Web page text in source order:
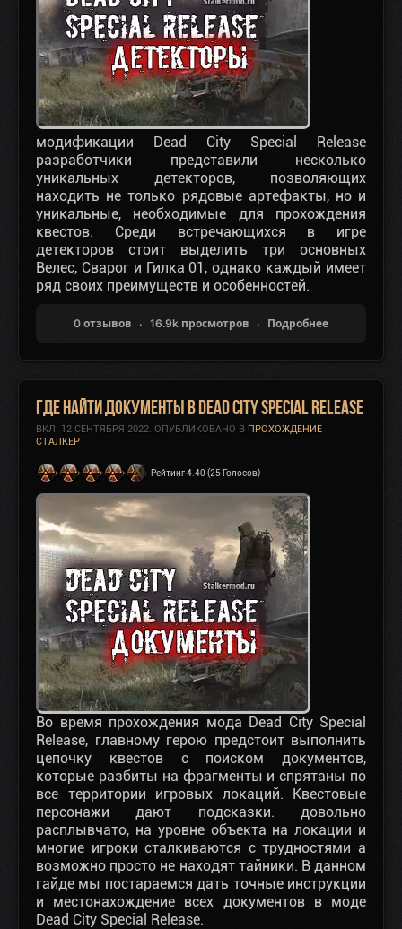
модификации Dead City Special Release
разработчики представили несколько
уникальных детекторов, позволяющих
находить не только рядовые артефакты, но и
уникальные, необходимые для прохождения
квестов. Среди встречающихся в игре
детекторов стоит выделить три основных
Велес, Сварог и Гилка 01, однако каждый имеет
ряд своих преимуществ и особенностей.
0 отзывов 16.9k просмотров Подробнее
Где найти документы в Dead City Special Release
ВКЛ. 12 СЕНТЯБРЯ 2022. ОПУБЛИКОВАНО В ПРОХОЖДЕНИЕ
СТАЛКЕР
Рейтинг 4.40 (25 Голосов)
Во время прохождения мода Dead City Special
Release, главному герою предстоит выполнить
цепочку квестов с поиском документов,
которые разбиты на фрагменты и спрятаны по
все территории игровых локаций. Квестовые
персонажи дают подсказки. довольно
расплывчато, на уровне объекта на локации и
многие игроки сталкиваются с трудностями а
возможно просто не находят тайники. В данном
гайде мы постараемся дать точные инструкции
и местонахождение всех документов в моде
Dead City Special Release.